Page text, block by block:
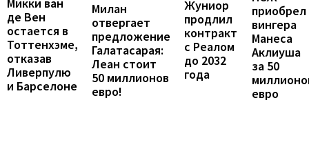
Микки ван
де Вен
остается в
Тоттенхэме,
отказав
Ливерпулю
и Барселоне
Милан
отвергает
предложение
Галатасарая:
Леан стоит
50 миллионов
евро!
Жуниор
продлил
контракт
с Реалом
до 2032
года
приобрел
вингера
Манеса
Аклиуша
за 50
евро